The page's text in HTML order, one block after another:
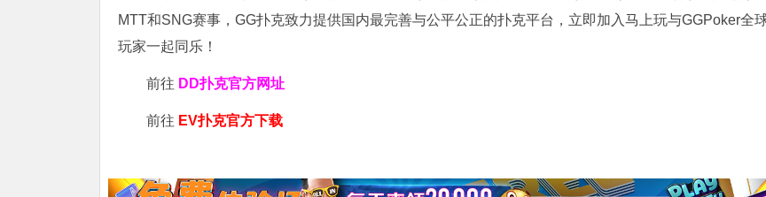
MTT和SNG赛事，GG扑克致力提供国内最完善与公平公正的扑克平台，立即加入马上玩与GGPoker全
玩家一起同乐！
前往 DD扑克官方网址
前往 EV扑克官方下载